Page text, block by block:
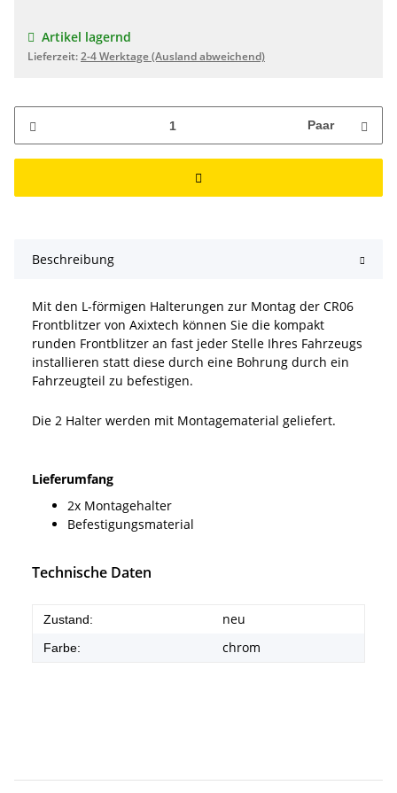
Artikel lagernd
Lieferzeit:2-4 Werktage(Ausland abweichend)
Paar
Beschreibung
Mit den L-förmigen Halterungen zur Montag der CR06
Frontblitzer von Axixtech können Sie die kompakt
runden Frontblitzer an fast jeder Stelle Ihres Fahrzeugs
installieren statt diese durch eine Bohrung durch ein
Fahrzeugteil zu befestigen.
Die 2 Halter werden mit Montagematerial geliefert.
Lieferumfang
2x Montagehalter
Befestigungsmaterial
Technische Daten
Zustand: neu
Farbe: chrom